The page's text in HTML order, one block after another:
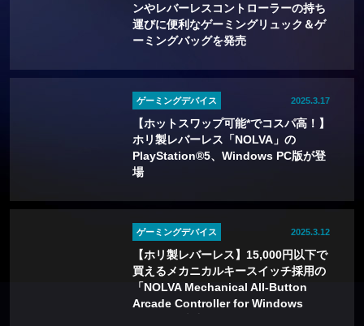
ンやレバーレスコントローラーの持ち
運びに便利なゲーミングリュック＆ゲ
ーミングバッグを発売
ゲーミングデバイス 2025.3.17
【ホットスワップ可能*でコスパ高！】
ホリ製レバーレス「NOLVA」の
PlayStation®5、Windows PC版が登
場
ゲーミングデバイス 2025.3.12
【ホリ製レバーレス】15,000円以下で
買えるメカニカルキースイッチ採用の
「NOLVA Mechanical All-Button
Arcade Controller for Windows